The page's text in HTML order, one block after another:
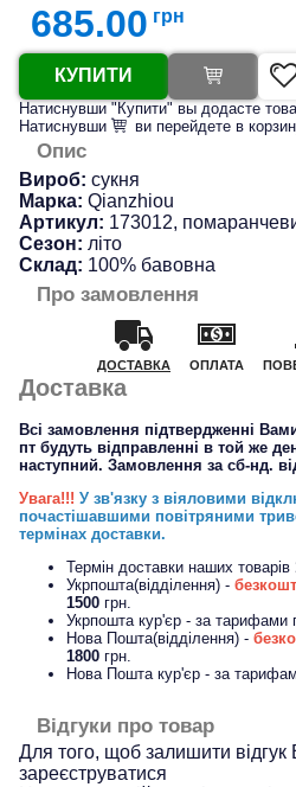
685.00 грн
КУПИТИ
Натиснувши "Купити" вы додасте
Натиснувши
ви перейдете в
Опис
Вироб: сукня
Марка: Qianzhiou
Артикул: 173012,
Сезон: літо
Склад: 100% бавовна
Про замовлення
ДОСТАВКА ОПЛАТА
Доставка
Всі замовлення підтвердженні
пт будуть відправленні в той же
наступний. Замовлення за сб-нд.
Увага!!! У зв'язку з віяловими
почастішавшими повітряними
термінах доставки.
Термін доставки наших товарів
Укрпошта(відділення) -
1500грн.
Укрпошта кур'єр - за тарифами
Нова Пошта(відділення) -
1800грн.
Нова Пошта кур'єр - за
Відгуки про товар
Для того, щоб залишити відгук
зареєструватися